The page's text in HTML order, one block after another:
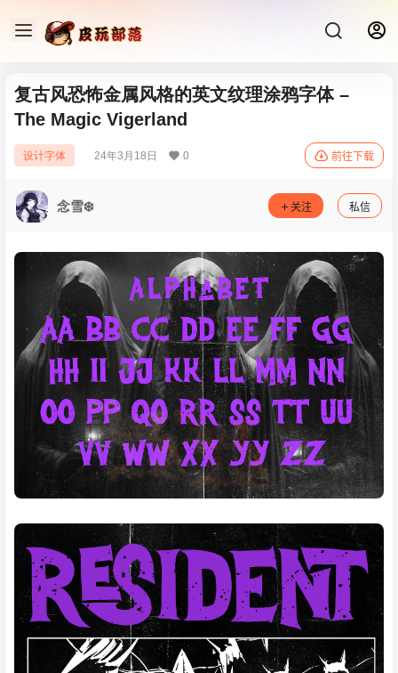
复古风恐怖金属风格的英文纹理涂鸦字体 –
The Magic Vigerland
设计字体 24年3月18日 0 前往下载
念雪❄️ 关注 私信